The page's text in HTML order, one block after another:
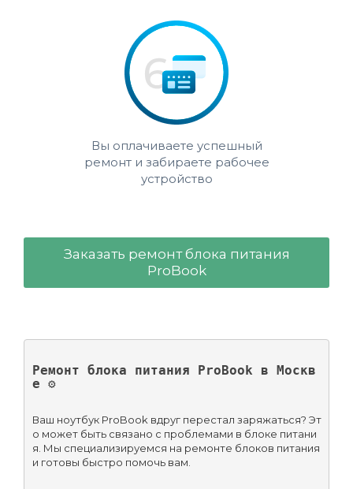
Вы оплачиваете успешный
ремонт и забираете рабочее
устройство
Заказать ремонт блока питания
ProBook
Ремонт блока питания ProBook в Москв
е ⚙️
Ваш ноутбук ProBook вдруг перестал заряжаться? Эт
о может быть связано с проблемами в блоке питани
я. Мы специализируемся на ремонте блоков питания
и готовы быстро помочь вам.